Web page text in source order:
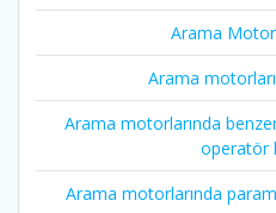
Arama
Arama
Arama motorlarında
operatör
Arama motorlarında